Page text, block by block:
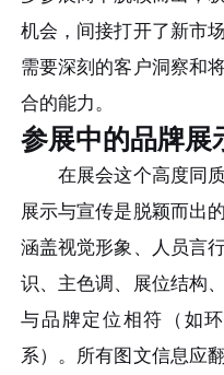
机会，间接打开了新市
需要深刻的客户洞察和
合的能力。
参展中的品牌展
在展会这个高度同质
展示与宣传是脱颖而出
涵盖视觉形象、人员言
识、主色调、展位结构
与品牌定位相符（如
系）。所有图文信息应